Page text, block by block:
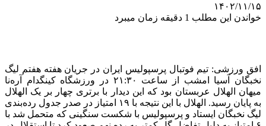
۱۴۰۲/۱۱/۱۵
خواندن این مطلب 1 دقیقه زمان میبرد
افق ورزشی: تیم فوتبال پرسپولیس ایران در جریان هفته هفتم لیگ
نخبگان آسیا امشب از ساعت ۲۱:۳۰ در ورزشگاه کینگدام آره‌نا
میهان الهلال عربستان بود که این دیدار با برتری چهار بر یک الهلال
به پایان رسید. الهلال با این نتیجه با ۱۹ امتیاز در صدر جدول رده‌بندی
لیگ نخبگان ایستاد و پرسپولیس با شکست سنگینی که متحمل شد با